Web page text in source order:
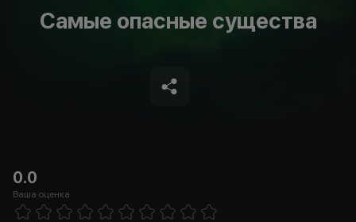
Самые опасные существа
0.0
Ваша оценка